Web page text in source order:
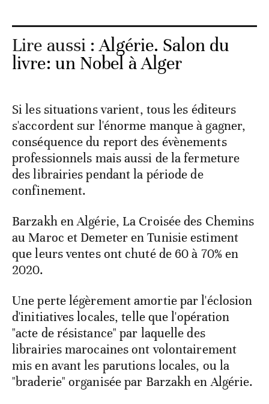
Lire aussi :Algérie. Salon du
livre: un Nobel à Alger
Si les situations varient, tous les éditeurs
s'accordent sur l'énorme manque à gagner,
conséquence du report des évènements
professionnels mais aussi de la fermeture
des librairies pendant la période de
confinement.
Barzakh en Algérie, La Croisée des Chemins
au Maroc et Demeter en Tunisie estiment
que leurs ventes ont chuté de 60 à 70% en
2020.
Une perte légèrement amortie par l'éclosion
d'initiatives locales, telle que l'opération
"acte de résistance" par laquelle des
librairies marocaines ont volontairement
mis en avant les parutions locales, ou la
"braderie" organisée par Barzakh en Algérie.